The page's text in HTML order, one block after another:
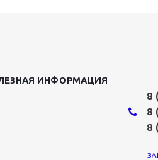
ИНФОРМАЦИЯ
8
8
8